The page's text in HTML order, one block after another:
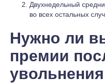
Двухнедельный
во всех остальных
Нужно ли
премии